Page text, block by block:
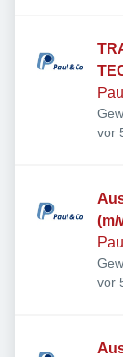
vor
(m/
vor